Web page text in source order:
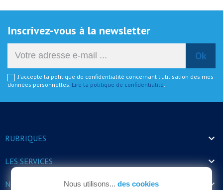
Inscrivez-vous à la newsletter
J'accepte la politique de confidentialité concernant l'utilisation des mes
données personnelles. Lire la politique de confidentialité
RUBRIQUES 
LES SERVICES 
NOS HORAIRES 
Nous utilisons... des cookies